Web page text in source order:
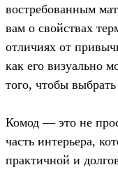
востребованным
вам о свойствах
отличиях от
как его визуально
того, чтобы
Комод — это не
часть интерьера,
практичной и